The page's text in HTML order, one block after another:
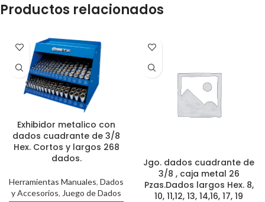
Productos relacionados
Exhibidor metalico con
dados cuadrante de 3/8
Hex. Cortos y largos 268
dados.
Herramientas Manuales, Dados
y Accesorios, Juego de Dados
Jgo. dados cuadrante de
3/8 , caja metal 26
Pzas.Dados largos Hex. 8,
10, 11,12, 13, 14,16, 17, 19